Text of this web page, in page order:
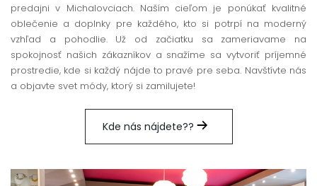
predajni v Michalovciach. Naším cieľom je ponúkať kvalitné
oblečenie a doplnky pre každého, kto si potrpí na moderný
vzhľad a pohodlie. Už od začiatku sa zameriavame na
spokojnosť našich zákazníkov a snažíme sa vytvoriť príjemné
prostredie, kde si každý nájde to pravé pre seba. Navštívte nás
a objavte svet módy, ktorý si zamilujete!
Kde nás nájdete??